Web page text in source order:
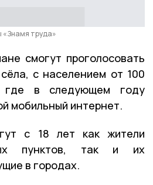
«Знамя труда»
смогут проголосовать
с населением от 100
где в следующем году
мобильный интернет.
с 18 лет как жители
пунктов, так и их
в городах.